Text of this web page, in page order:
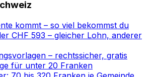
kommt – so viel bekommst du
CHF 593 – gleicher Lohn, anderer
– rechtssicher, gratis
für unter 20 Franken